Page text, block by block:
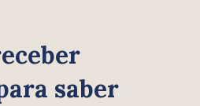
saber